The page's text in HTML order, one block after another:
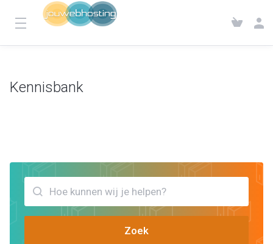
Kennisbank
Zoek